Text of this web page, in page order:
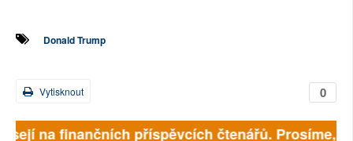
Donald Trump
0
Vytisknout
na finančních příspěvcích čtenářů. Prosíme,